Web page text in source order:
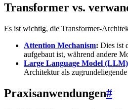
Transformer vs.
Es ist wichtig, die Transformer-
Attention Mechanism: Dies ist
aufgebaut ist, während andere
Large Language Model (LLM)
Architektur als
Praxisanwendungen#